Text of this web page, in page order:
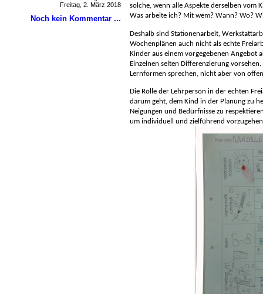
Freitag, 2. März 2018
Noch kein Kommentar ...
solche, wenn alle Aspekte derselben vom
Was arbeite ich? Mit wem? Wann? Wo?
Deshalb sind Stationenarbeit,
Wochenplänen auch nicht als echte
Kinder aus einem vorgegebenen Angebot
Einzelnen selten Differenzierung
Lernformen sprechen, nicht aber von
Die Rolle der Lehrperson in der echten
darum geht, dem Kind in der Planung zu
Neigungen und Bedürfnisse zu
um individuell und zielführend